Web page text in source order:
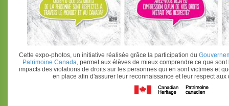
Cette expo-photos, un initiative réalisée grâce la participation du
Patrimoine Canada, permet aux élèves de mieux comprendre ce que
impacts des violations de droits sur les personnes qui en sont victimes et
en place afin d'assurer leur reconnaissance et leur respect aux